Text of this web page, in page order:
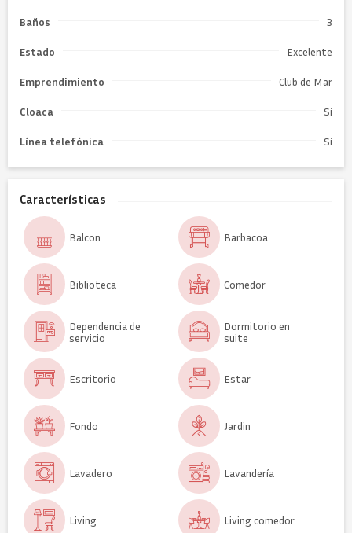
Baños 3
Estado Excelente
Emprendimiento Club de Mar
Cloaca Sí
Línea telefónica Sí
Características
Balcon Barbacoa
Biblioteca Comedor
Dependencia de
servicio
Dormitorio en
suite
Escritorio Estar
Fondo Jardin
Lavadero Lavandería
Living Living comedor